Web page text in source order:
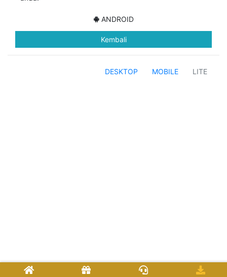
ANDROID
Kembali
DESKTOP MOBILE LITE